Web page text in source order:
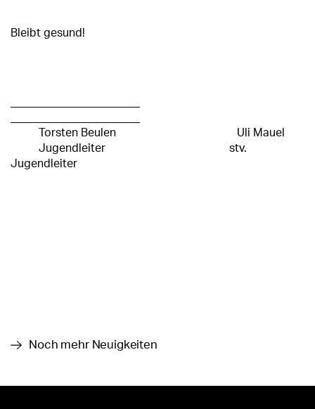
Bleibt gesund!
Torsten Beulen Uli Mauel
Jugendleiter stv.
Jugendleiter
Noch mehr Neuigkeiten